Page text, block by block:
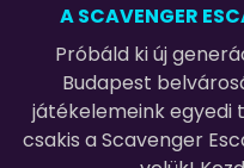
A SCAVENGER
Próbáld ki új
Budapest
játékelemeink egyedi
csakis a Scavenger